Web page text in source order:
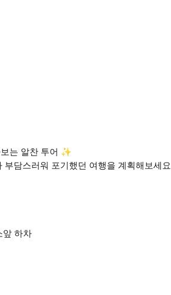
는 알찬 투어 ✨
담스러워 포기했던 여행을 계획해보세요
앞 하차